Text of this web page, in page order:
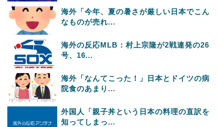
海外「今年、夏の暑さが厳しい日本でこん
なものが売れ...
海外の反応MLB：村上宗隆が2戦連発の26
号、16...
海外「なんてこった！」日本とドイツの病
院食のあまり...
外国人「親子丼という日本の料理の直訳を
知ってしまっ...